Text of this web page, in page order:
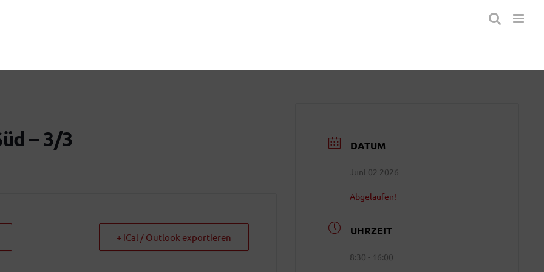
– 3/3
+ iCal / Outlook exportieren
DATUM
Juni 02 2026
Abgelaufen!
UHRZEIT
8:30 - 16:00